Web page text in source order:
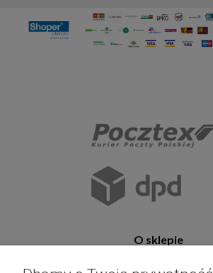
O sklepie